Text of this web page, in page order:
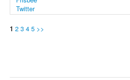
1 2 3 4 5 >>